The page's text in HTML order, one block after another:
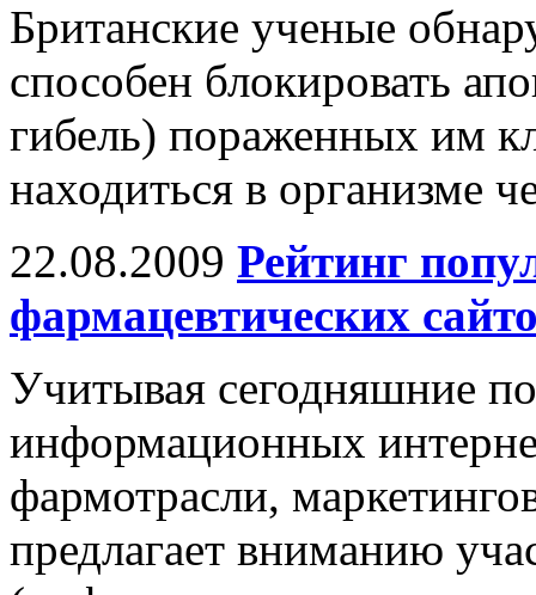
Британские ученые
способен блокировать
гибель) пораженных им
находиться в организме
22.08.2009 Рейтинг
фармацевтических
Учитывая сегодняшние
информационных
фармотрасли,
предлагает вниманию